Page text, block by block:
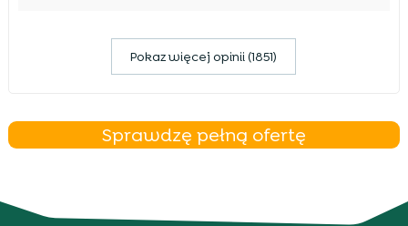
Pokaz więcej opinii (1851)
Sprawdzę pełną ofertę